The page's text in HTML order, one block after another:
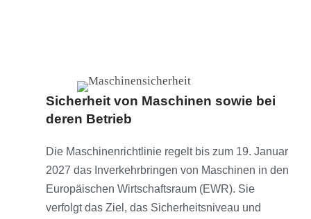
Sicherheit von Maschinen sowie bei
deren Betrieb
Die Maschinenrichtlinie regelt bis zum 19. Januar
2027 das Inverkehrbringen von Maschinen in den
Europäischen Wirtschaftsraum (EWR). Sie
verfolgt das Ziel, das Sicherheitsniveau und